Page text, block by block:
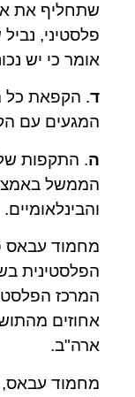
שתחליף את
פלסטיני,
אומר כי יש
ד. הקפאת כל
המגעים עם
ה. התקפות
הממשל
והבינלאומיים.
מחמוד עבאס
הפלסטינית
אחוזים
ארה"ב.